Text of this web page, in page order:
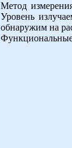
Метод
Уровень
обнаружим на